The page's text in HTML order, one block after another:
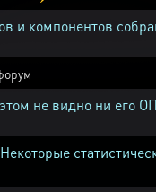
и компонентов
не видно ни его